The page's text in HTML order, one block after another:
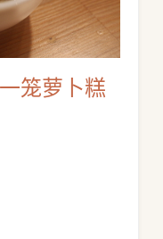
笼萝卜糕